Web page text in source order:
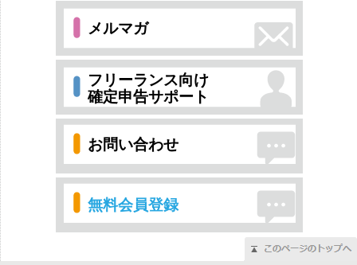
メルマガ
フリーランス向け
確定申告サポート
お問い合わせ
無料会員登録